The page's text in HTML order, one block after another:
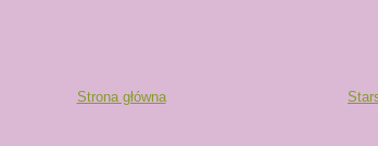
Strona główna